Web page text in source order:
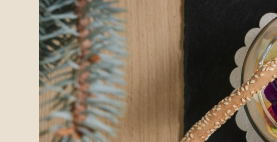
Was zeichnet die Küche im Olympischen Restaurant aus?
Das Olympische Restaurant im Herzen des Trentino setzt auf eine
Bietet das Hotel auch vegetarische Optionen an?
Ja, das 'Restaurant Ort' ist ein rein vegetarisches, kreatives Konzept,